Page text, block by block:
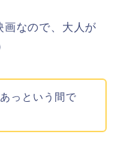
画なので、大人が
っという間で